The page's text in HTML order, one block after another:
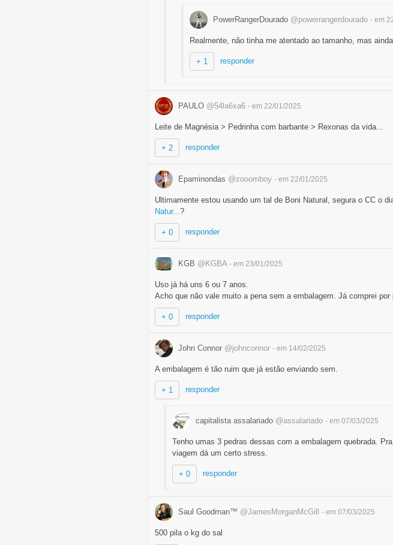
PowerRangerDourado @powerrangerdourado - em
Realmente, não tinha me atentado ao tamanho, mas
+ 1 responder
PAULO @54la6xa6 - em 22/01/2025
Leite de Magnésia > Pedrinha com barbante > Rexonas da vida...
+ 2 responder
Epaminondas @zooomboy - em 22/01/2025
Ultimamente estou usando um tal de Boni Natural, segura o CC o
Natur...?
+ 0 responder
KGB @KGBA - em 23/01/2025
Uso já há uns 6 ou 7 anos.
Acho que não vale muito a pena sem a embalagem. Já comprei
+ 0 responder
John Connor @johnconnor - em 14/02/2025
A embalagem é tão ruim que já estão enviando sem.
+ 1 responder
capitalista assalariado @assalariado - em 07/03/2025
Tenho umas 3 pedras dessas com a embalagem quebrada.
viagem dá um certo stress.
+ 0 responder
Saul Goodman™ @JamesMorganMcGill - em 07/03/2025
500 pila o kg do sal